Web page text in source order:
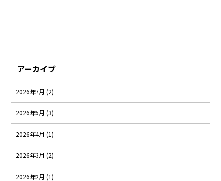
アーカイブ
2026年7月 (2)
2026年5月 (3)
2026年4月 (1)
2026年3月 (2)
2026年2月 (1)